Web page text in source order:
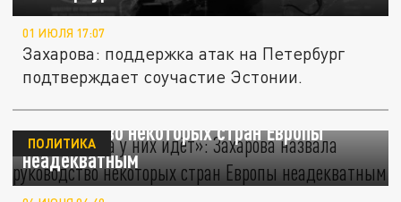
01 ИЮЛЯ 17:07
Захарова: поддержка атак на Петербург
подтверждает соучастие Эстонии.
«Всё не туда у них идёт»: Захарова назвала
руководство некоторых стран Европы
неадекватным
ПОЛИТИКА